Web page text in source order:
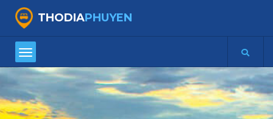
THODIAPHUYEN